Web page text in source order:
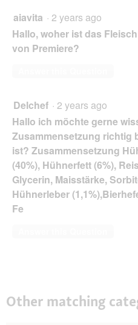
aiavita · 2 years ago
Hallo, woher ist das
von Premiere?
Delchef · 2 years ago
Hallo ich möchte gerne
Zusammensetzung richtig
ist? Zusammensetzung
(40%), Hühnerfett (6%),
Glycerin, Maisstärke,
Hühnerleber
Fe
Other matching